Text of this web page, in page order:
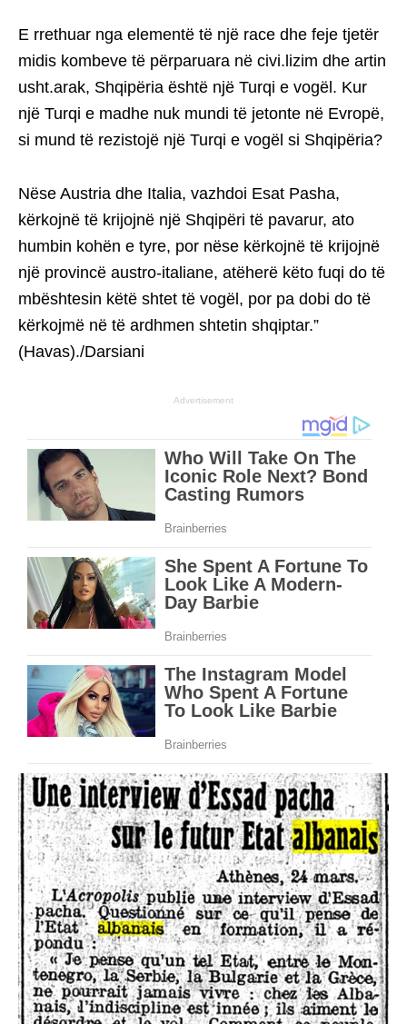
E rrethuar nga elementë të një race dhe feje tjetër
midis kombeve të përparuara në civi.lizim dhe artin
usht.arak, Shqipëria është një Turqi e vogël. Kur
një Turqi e madhe nuk mundi të jetonte në Evropë,
si mund të rezistojë një Turqi e vogël si Shqipëria?
Nëse Austria dhe Italia, vazhdoi Esat Pasha,
kërkojnë të krijojnë një Shqipëri të pavarur, ato
humbin kohën e tyre, por nëse kërkojnë të krijojnë
një provincë austro-italiane, atëherë këto fuqi do të
mbështesin këtë shtet të vogël, por pa dobi do të
kërkojmë në të ardhmen shtetin shqiptar.”
(Havas)./Darsiani
Advertisement